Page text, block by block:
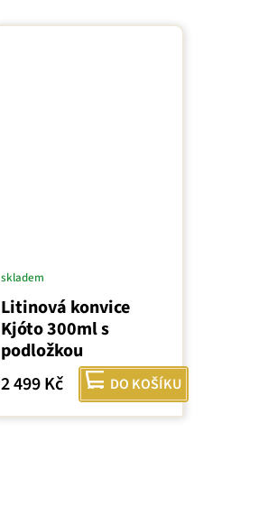
Litinová konvice
Kjóto 300ml s
podložkou
skladem
2 499 Kč DO KOŠÍKU